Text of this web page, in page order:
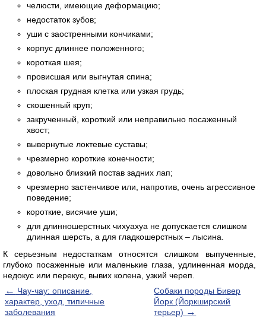
челюсти, имеющие деформацию;
недостаток зубов;
уши с заостренными кончиками;
корпус длиннее положенного;
короткая шея;
провисшая или выгнутая спина;
плоская грудная клетка или узкая грудь;
скошенный круп;
закрученный, короткий или неправильно посаженный
хвост;
вывернутые локтевые суставы;
чрезмерно короткие конечности;
довольно близкий постав задних лап;
чрезмерно застенчивое или, напротив, очень агрессивное
поведение;
короткие, висячие уши;
для длинношерстных чихуахуа не допускается слишком
длинная шерсть, а для гладкошерстных – лысина.
К серьезным недостаткам относятся слишком выпученные,
глубоко посаженные или маленькие глаза, удлиненная морда,
недокус или перекус, вывих колена, узкий череп.
← Чау-чау: описание,
характер, уход, типичные
заболевания
Собаки породы Бивер
Йорк (Йоркширский
терьер) →